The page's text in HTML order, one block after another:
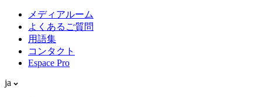
メディアルーム
よくあるご質問
用語集
コンタクト
Espace Pro
ja